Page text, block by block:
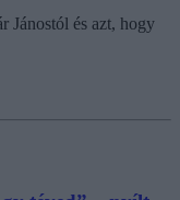
Jánostól és azt, hogy